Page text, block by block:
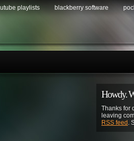
playlists blackberry software
Howdy.
Thanks for
leaving
RSS feed .